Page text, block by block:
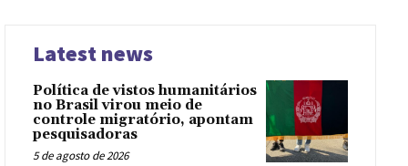
Latest news
Política de vistos humanitários
no Brasil virou meio de
controle migratório, apontam
pesquisadoras
5 de agosto de 2026